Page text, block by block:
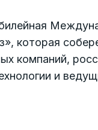
которая
компаний,
и